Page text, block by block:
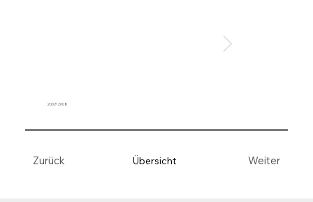
2007/2008
Weiter
Zurück Übersicht